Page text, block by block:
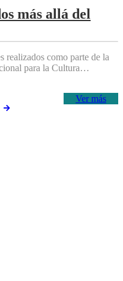
más allá del
realizados como parte de la
para la Cultura…
Ver más